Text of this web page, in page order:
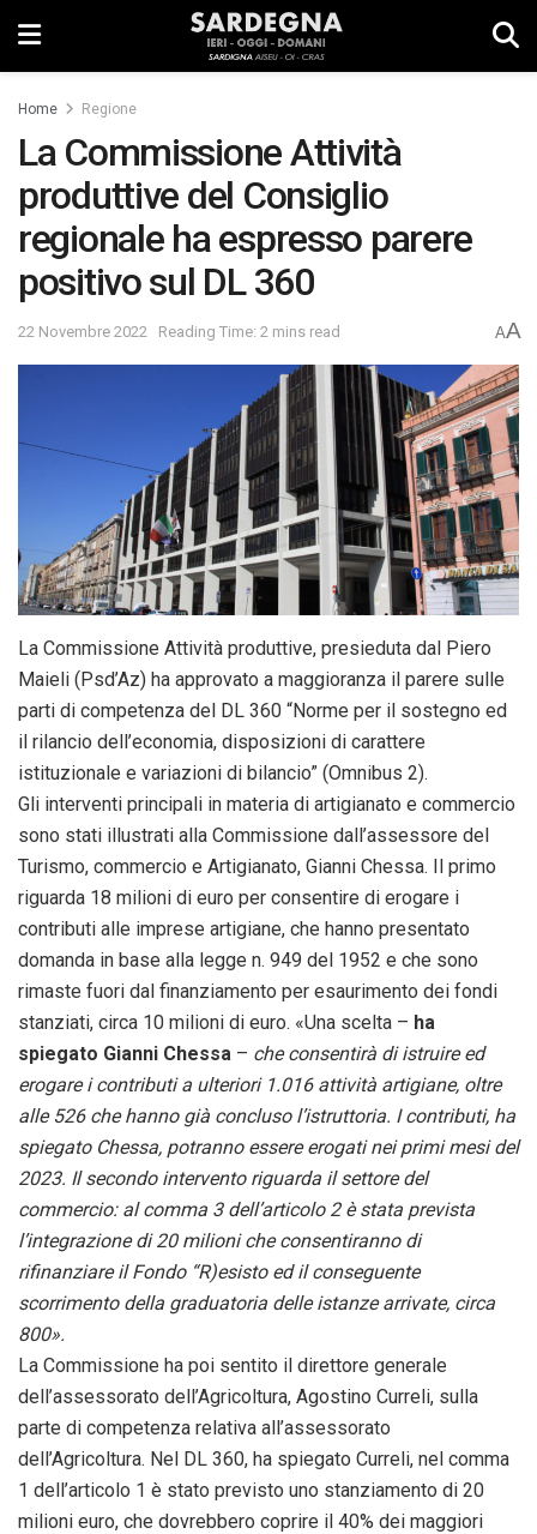
Home Regione
La Commissione Attività
produttive del Consiglio
regionale ha espresso parere
positivo sul DL 360
22 Novembre 2022 Reading Time: 2 mins read AA
La Commissione Attività produttive, presieduta dal Piero
Maieli (Psd’Az) ha approvato a maggioranza il parere sulle
parti di competenza del DL 360 “Norme per il sostegno ed
il rilancio dell’economia, disposizioni di carattere
istituzionale e variazioni di bilancio” (Omnibus 2).
Gli interventi principali in materia di artigianato e commercio
sono stati illustrati alla Commissione dall’assessore del
Turismo, commercio e Artigianato, Gianni Chessa. Il primo
riguarda 18 milioni di euro per consentire di erogare i
contributi alle imprese artigiane, che hanno presentato
domanda in base alla legge n. 949 del 1952 e che sono
rimaste fuori dal finanziamento per esaurimento dei fondi
stanziati, circa 10 milioni di euro. «Una scelta – ha
spiegato Gianni Chessa – che consentirà di istruire ed
erogare i contributi a ulteriori 1.016 attività artigiane, oltre
alle 526 che hanno già concluso l’istruttoria. I contributi, ha
spiegato Chessa, potranno essere erogati nei primi mesi del
2023. Il secondo intervento riguarda il settore del
commercio: al comma 3 dell’articolo 2 è stata prevista
l’integrazione di 20 milioni che consentiranno di
rifinanziare il Fondo “R)esisto ed il conseguente
scorrimento della graduatoria delle istanze arrivate, circa
800».
La Commissione ha poi sentito il direttore generale
dell’assessorato dell’Agricoltura, Agostino Curreli, sulla
parte di competenza relativa all’assessorato
dell’Agricoltura. Nel DL 360, ha spiegato Curreli, nel comma
1 dell’articolo 1 è stato previsto uno stanziamento di 20
milioni euro, che dovrebbero coprire il 40% dei maggiori